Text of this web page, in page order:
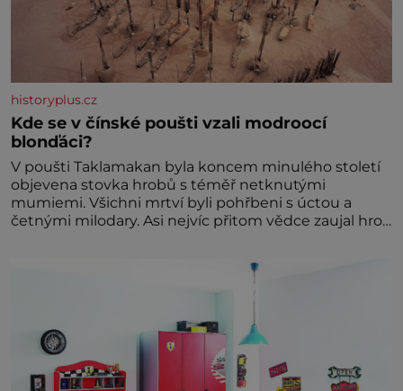
historyplus.cz
Kde se v čínské poušti vzali modroocí
blonďáci?
V poušti Taklamakan byla koncem minulého století
objevena stovka hrobů s téměř netknutými
mumiemi. Všichni mrtví byli pohřbeni s úctou a
četnými milodary. Asi nejvíc přitom vědce zaujal hrob
dávných lidí nesmírně dobře zachovalá, přičítají
odborníci zdejším klimatickým podmínkám. Sucho,